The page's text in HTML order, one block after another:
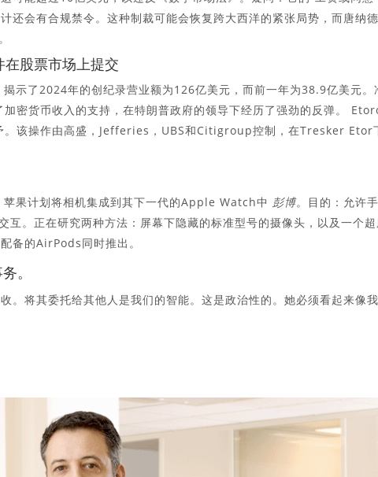
还会有合规禁令。这种制裁可能会恢复跨大西洋的紧张局势，而唐纳德
股票市场上提交
示了2024年的创纪录营业额为126亿美元，而前一年为38.9亿美元。
密货币收入的支持，在特朗普政府的领导下经历了强劲的反弹。
。该操作由高盛，Jefferies，UBS和Citigroup控制，在Tresker Etor
果计划将相机集成到其下一代的Apple Watch中 彭博。目的：允许
互。正在研究两种方法：屏幕下隐藏的标准型号的摄像头，以及一个
备的AirPods同时推出。
。
。将其委托给其他人是我们的智能。这是政治性的。她必须看起来像